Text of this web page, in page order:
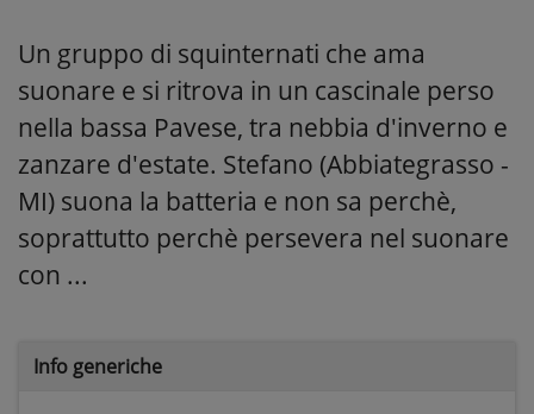
Un gruppo di squinternati che ama
suonare e si ritrova in un cascinale perso
nella bassa Pavese, tra nebbia d'inverno e
zanzare d'estate. Stefano (Abbiategrasso -
MI) suona la batteria e non sa perchè,
soprattutto perchè persevera nel suonare
con ...
Info generiche